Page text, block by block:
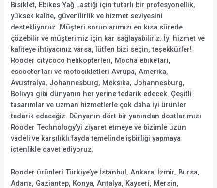
Bisiklet, Ebikes Yağ Lastiği için tutarlı bir profesyonellik,
yüksek kalite, güvenilirlik ve hizmet seviyesini
destekliyoruz. Müşteri sorunlarımızı en kısa sürede
çözebilir ve müşterimiz için kar sağlayabiliriz. İyi hizmet ve
kaliteye ihtiyacınız varsa, lütfen bizi seçin, teşekkürler!
Rooder citycoco helikopterleri, Mocha ebike’ları,
escooter’ları ve motosikletleri Avrupa, Amerika,
Avustralya, Johannesburg, Meksika, Johannesburg,
Bolivya gibi dünyanın her yerine tedarik edecek. Çeşitli
tasarımlar ve uzman hizmetlerle çok daha iyi ürünler
tedarik edeceğiz. Dünyanın dört bir yanından dostlarımızı
Rooder Technology’yi ziyaret etmeye ve bizimle uzun
vadeli ve karşılıklı fayda temelinde işbirliği yapmaya
içtenlikle davet ediyoruz.
Rooder ürünleri Türkiye’ye İstanbul, Ankara, İzmir, Bursa,
Adana, Gaziantep, Konya, Antalya, Kayseri, Mersin,